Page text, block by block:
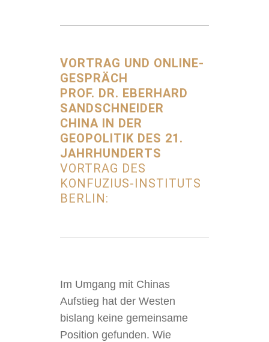
VORTRAG UND ONLINE-
GESPRÄCH
PROF. DR. EBERHARD
SANDSCHNEIDER
CHINA IN DER
GEOPOLITIK DES 21.
JAHRHUNDERTS
VORTRAG DES
KONFUZIUS-INSTITUTS
BERLIN:
Im Umgang mit Chinas
Aufstieg hat der Westen
bislang keine gemeinsame
Position gefunden. Wie